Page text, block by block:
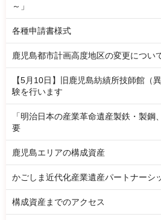
～」
各種申請書様式
鹿児島都市計画高度地区の変更につい
【5月10日】旧鹿児島紡績所技師館（
験を行います
「明治日本の産業革命遺産製鉄・製
要
鹿児島エリアの構成資産
かごしま近代化産業遺産パートナーシ
構成資産までのアクセス